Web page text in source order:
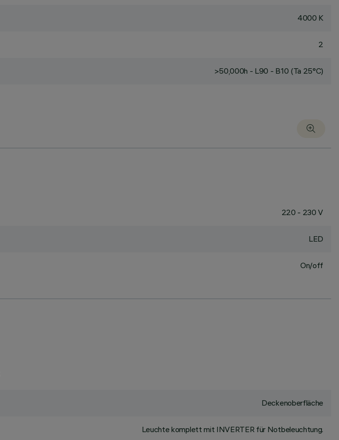
4000 K
2
>50,000h - L90 - B10 (Ta 25°C)
220 - 230 V
LED
On/off
Deckenoberfläche
Leuchte komplett mit INVERTER für Notbeleuchtung.